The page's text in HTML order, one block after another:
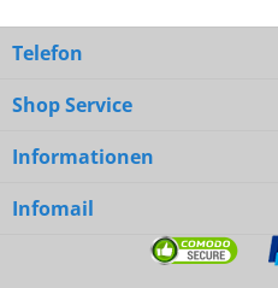
Telefon
Shop Service
Informationen
Infomail